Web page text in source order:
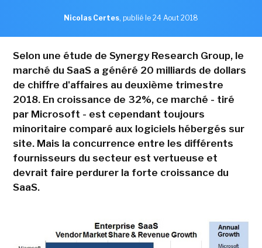
Nicolas Certes, publié le 24 Aout 2018
Selon une étude de Synergy Research Group, le
marché du SaaS a généré 20 milliards de dollars
de chiffre d'affaires au deuxième trimestre
2018. En croissance de 32%, ce marché - tiré
par Microsoft - est cependant toujours
minoritaire comparé aux logiciels hébergés sur
site. Mais la concurrence entre les différents
fournisseurs du secteur est vertueuse et
devrait faire perdurer la forte croissance du
SaaS.